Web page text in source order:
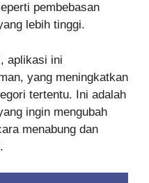
pembebasan
lebih tinggi.
aplikasi ini
yang meningkatkan
tertentu. Ini adalah
ingin mengubah
menabung dan